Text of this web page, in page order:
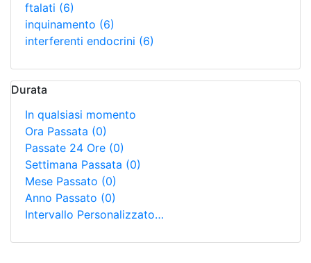
ftalati (6)
inquinamento (6)
interferenti endocrini (6)
Durata
In qualsiasi momento
Ora Passata (0)
Passate 24 Ore (0)
Settimana Passata (0)
Mese Passato (0)
Anno Passato (0)
Intervallo Personalizzato…